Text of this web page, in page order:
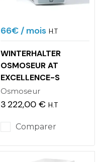
66€/ mois H.T
WINTERHALTER
OSMOSEUR AT
EXCELLENCE-S
Osmoseur
3 222,00 € H.T
Comparer